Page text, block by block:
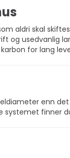
aldri skal
og usedvanlig
for lang
enn
finner du